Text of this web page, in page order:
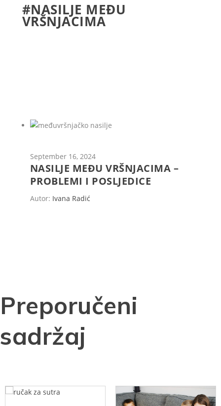
#NASILJE MEĐU
VRŠNJACIMA
September 16, 2024
NASILJE MEĐU VRŠNJACIMA –
PROBLEMI I POSLJEDICE
Autor: Ivana Radić
Preporučeni
sadržaj